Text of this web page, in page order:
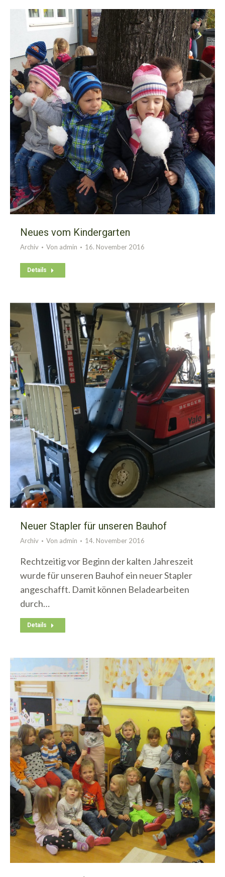
Neues vom Kindergarten
Archiv Von admin 16. November 2016
Details
Neuer Stapler für unseren Bauhof
Archiv Von admin 14. November 2016
Rechtzeitig vor Beginn der kalten Jahreszeit
wurde für unseren Bauhof ein neuer Stapler
angeschafft. Damit können Beladearbeiten
durch…
Details